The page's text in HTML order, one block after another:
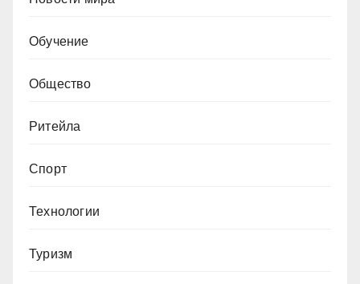
Обучение
Общество
Ритейла
Спорт
Технологии
Туризм